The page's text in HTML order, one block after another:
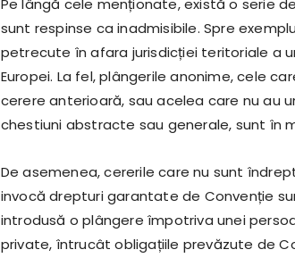
Pe lângă cele menționate, există o serie
sunt respinse ca inadmisibile. Spre
petrecute în afara jurisdicției teritoriale a
Europei. La fel, plângerile anonime, cele
cerere anterioară, sau acelea care nu au
chestiuni abstracte sau generale, sunt în
De asemenea, cererile care nu sunt
invocă drepturi garantate de Convenție
introdusă o plângere împotriva unei
private, întrucât obligațiile prevăzute de